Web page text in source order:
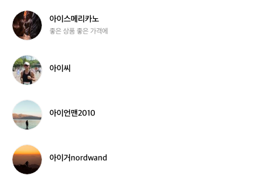
이
템
아
이
스
리
카
노
아이스메리카노
좋은 상품 좋은 가격에
아
이
씨
아이씨
아
이
언
2
0
1
아이언맨2010
아
이
거
아이거nordwand